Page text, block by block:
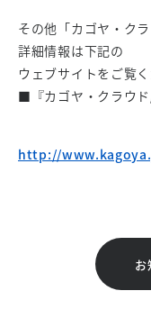
その他「カゴヤ・ク
詳細情報は下記の
ウェブサイトをご覧く
■『カゴヤ・クラウ
http://
お